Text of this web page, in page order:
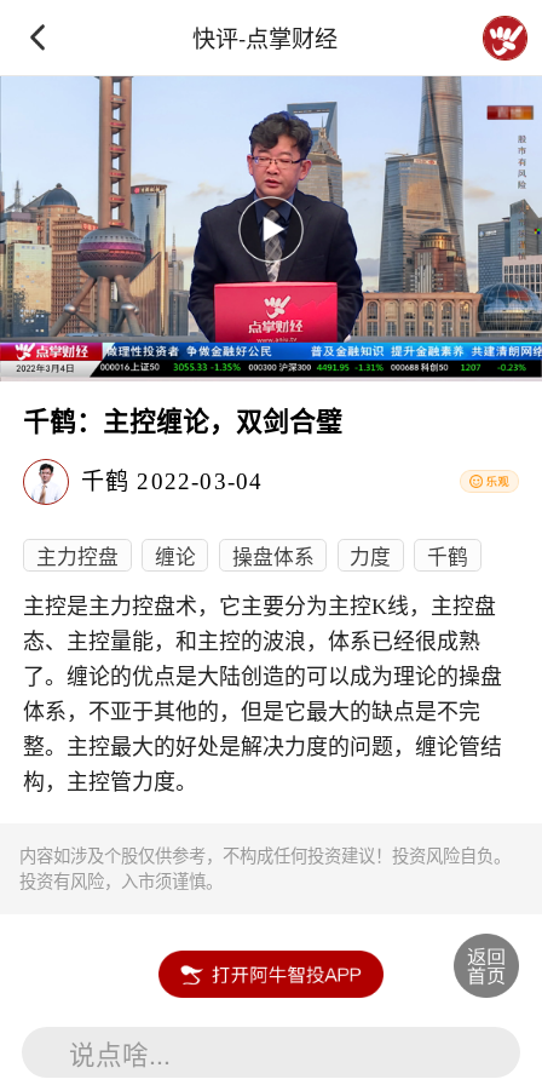
快评-点掌财经
千鹤：主控缠论，双剑合璧
千鹤 2022-03-04
主力控盘 缠论 操盘体系 力度 千鹤
主控是主力控盘术，它主要分为主控K线，主控盘
态、主控量能，和主控的波浪，体系已经很成熟
了。缠论的优点是大陆创造的可以成为理论的操盘
体系，不亚于其他的，但是它最大的缺点是不完
整。主控最大的好处是解决力度的问题，缠论管结
构，主控管力度。
内容如涉及个股仅供参考，不构成任何投资建议！投资风险自负。
投资有风险，入市须谨慎。
说点啥...